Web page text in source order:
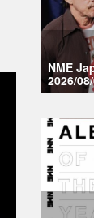
NME
2026/